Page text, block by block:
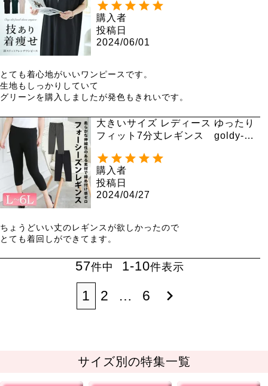
購入者
投稿日
2024/06/01
とても着心地がいいワンピースです。
生地もしっかりしていて
グリーンを購入しましたが発色もきれいです。
大きいサイズ レディース ゆったり
フィット7分丈レギンス goldy-10
購入者
投稿日
2024/04/27
ちょうどいい丈のレギンスが欲しかったので
とても着回しができてます。
57件中 1-10件表示
1 2 … 6
サイズ別の特集一覧